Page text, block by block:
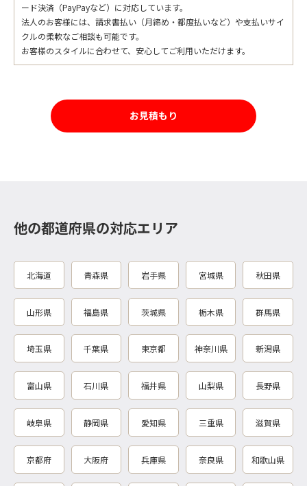
ード決済（PayPayなど）に対応しています。
法人のお客様には、請求書払い（月締め・都度払いなど）や支払いサイ
クルの柔軟なご相談も可能です。
お客様のスタイルに合わせて、安心してご利用いただけます。
お見積もり
他の都道府県の対応エリア
北海道 青森県 岩手県 宮城県 秋田県
山形県 福島県 茨城県 栃木県 群馬県
埼玉県 千葉県 東京都 神奈川県 新潟県
富山県 石川県 福井県 山梨県 長野県
岐阜県 静岡県 愛知県 三重県 滋賀県
京都府 大阪府 兵庫県 奈良県 和歌山県